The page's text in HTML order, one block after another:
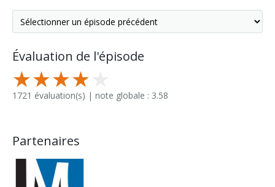
Évaluation de l'épisode
1721 évaluation(s) | note globale : 3.58
Partenaires